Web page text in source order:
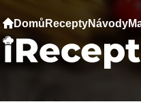
Domů ReceptyNávody